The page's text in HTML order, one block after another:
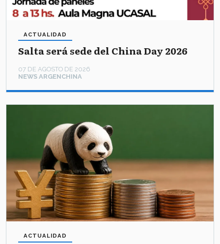
Salta será sede del China Day 2026
NEWS ARGENCHINA
ACTUALIDAD
07 DE AGOSTO DE 2026
ACTUALIDAD